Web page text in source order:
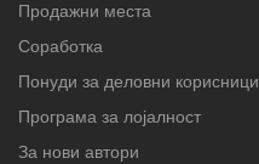
Продажни места
Соработка
Понуди за деловни корисници
Програма за лојалност
За нови автори